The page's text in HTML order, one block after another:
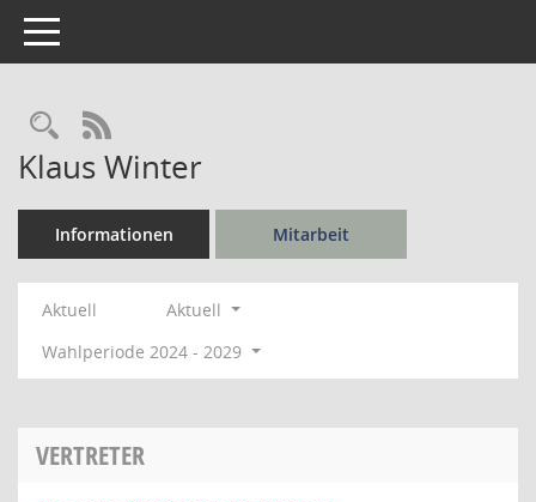
Toggle navigation
Rechercheauswahl
RSS-Feed
Klaus Winter
Informationen Mitarbeit
Aktuell
Aktuell
Wahlperiode 2024 - 2029
VERTRETER